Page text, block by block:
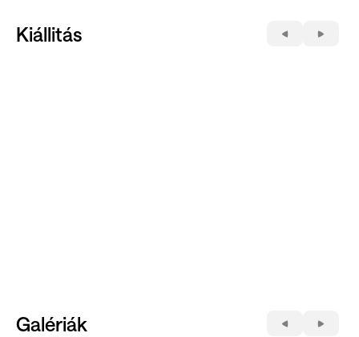
Kiállitás
Galériák